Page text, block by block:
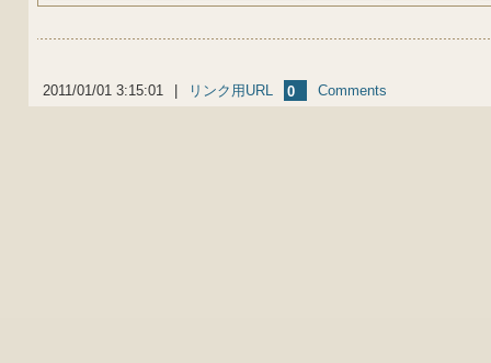
2011/01/01 3:15:01 リンク用URL 0 Comments